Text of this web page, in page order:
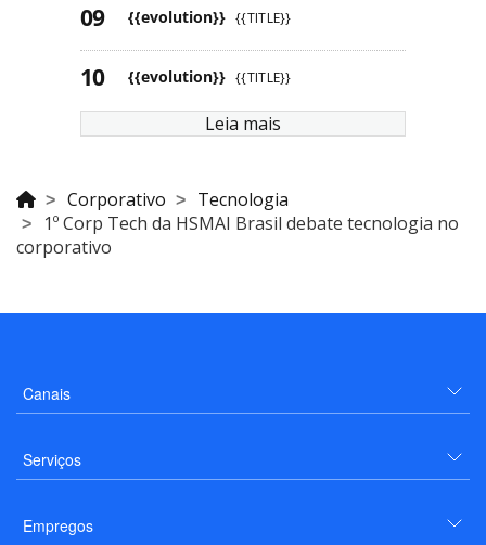
{{evolution}} {{TITLE}}
{{evolution}} {{TITLE}}
Leia mais
Corporativo
Tecnologia
1º Corp Tech da HSMAI Brasil debate tecnologia no
corporativo
Canais
Serviços
Empregos